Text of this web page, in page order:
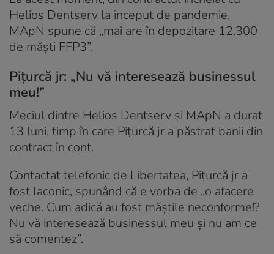
Helios Dentserv la început de pandemie,
MApN spune că „mai are în depozitare 12.300
de măști FFP3”.
Pițurcă jr: „Nu vă interesează businessul
meu!”
Meciul dintre Helios Dentserv şi MApN a durat
13 luni, timp în care Piţurcă jr a păstrat banii din
contract în cont.
Contactat telefonic de Libertatea, Pițurcă jr a
fost laconic, spunând că e vorba de „o afacere
veche. Cum adică au fost măștile neconforme!?
Nu vă interesează businessul meu și nu am ce
să comentez”.